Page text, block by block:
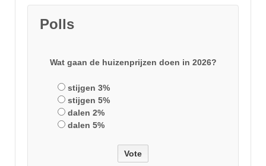
Polls
Wat gaan de huizenprijzen doen in 2026?
stijgen 3%
stijgen 5%
dalen 2%
dalen 5%